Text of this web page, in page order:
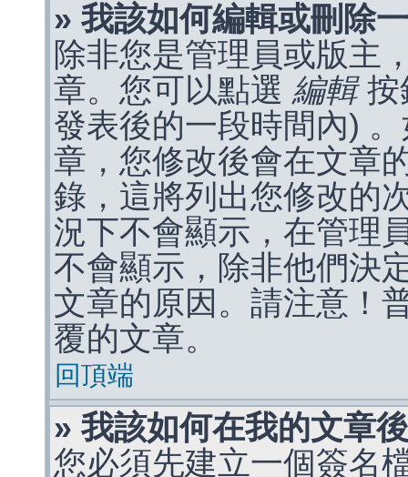
» 我該如何編輯或刪除
除非您是管理員或版主
章。您可以點選 編輯按
發表後的一段時間內)
章，您修改後會在文章
錄，這將列出您修改的
況下不會顯示，在管理
不會顯示，除非他們決
文章的原因。請注意！
覆的文章。
回頂端
» 我該如何在我的文章
您必須先建立一個簽名